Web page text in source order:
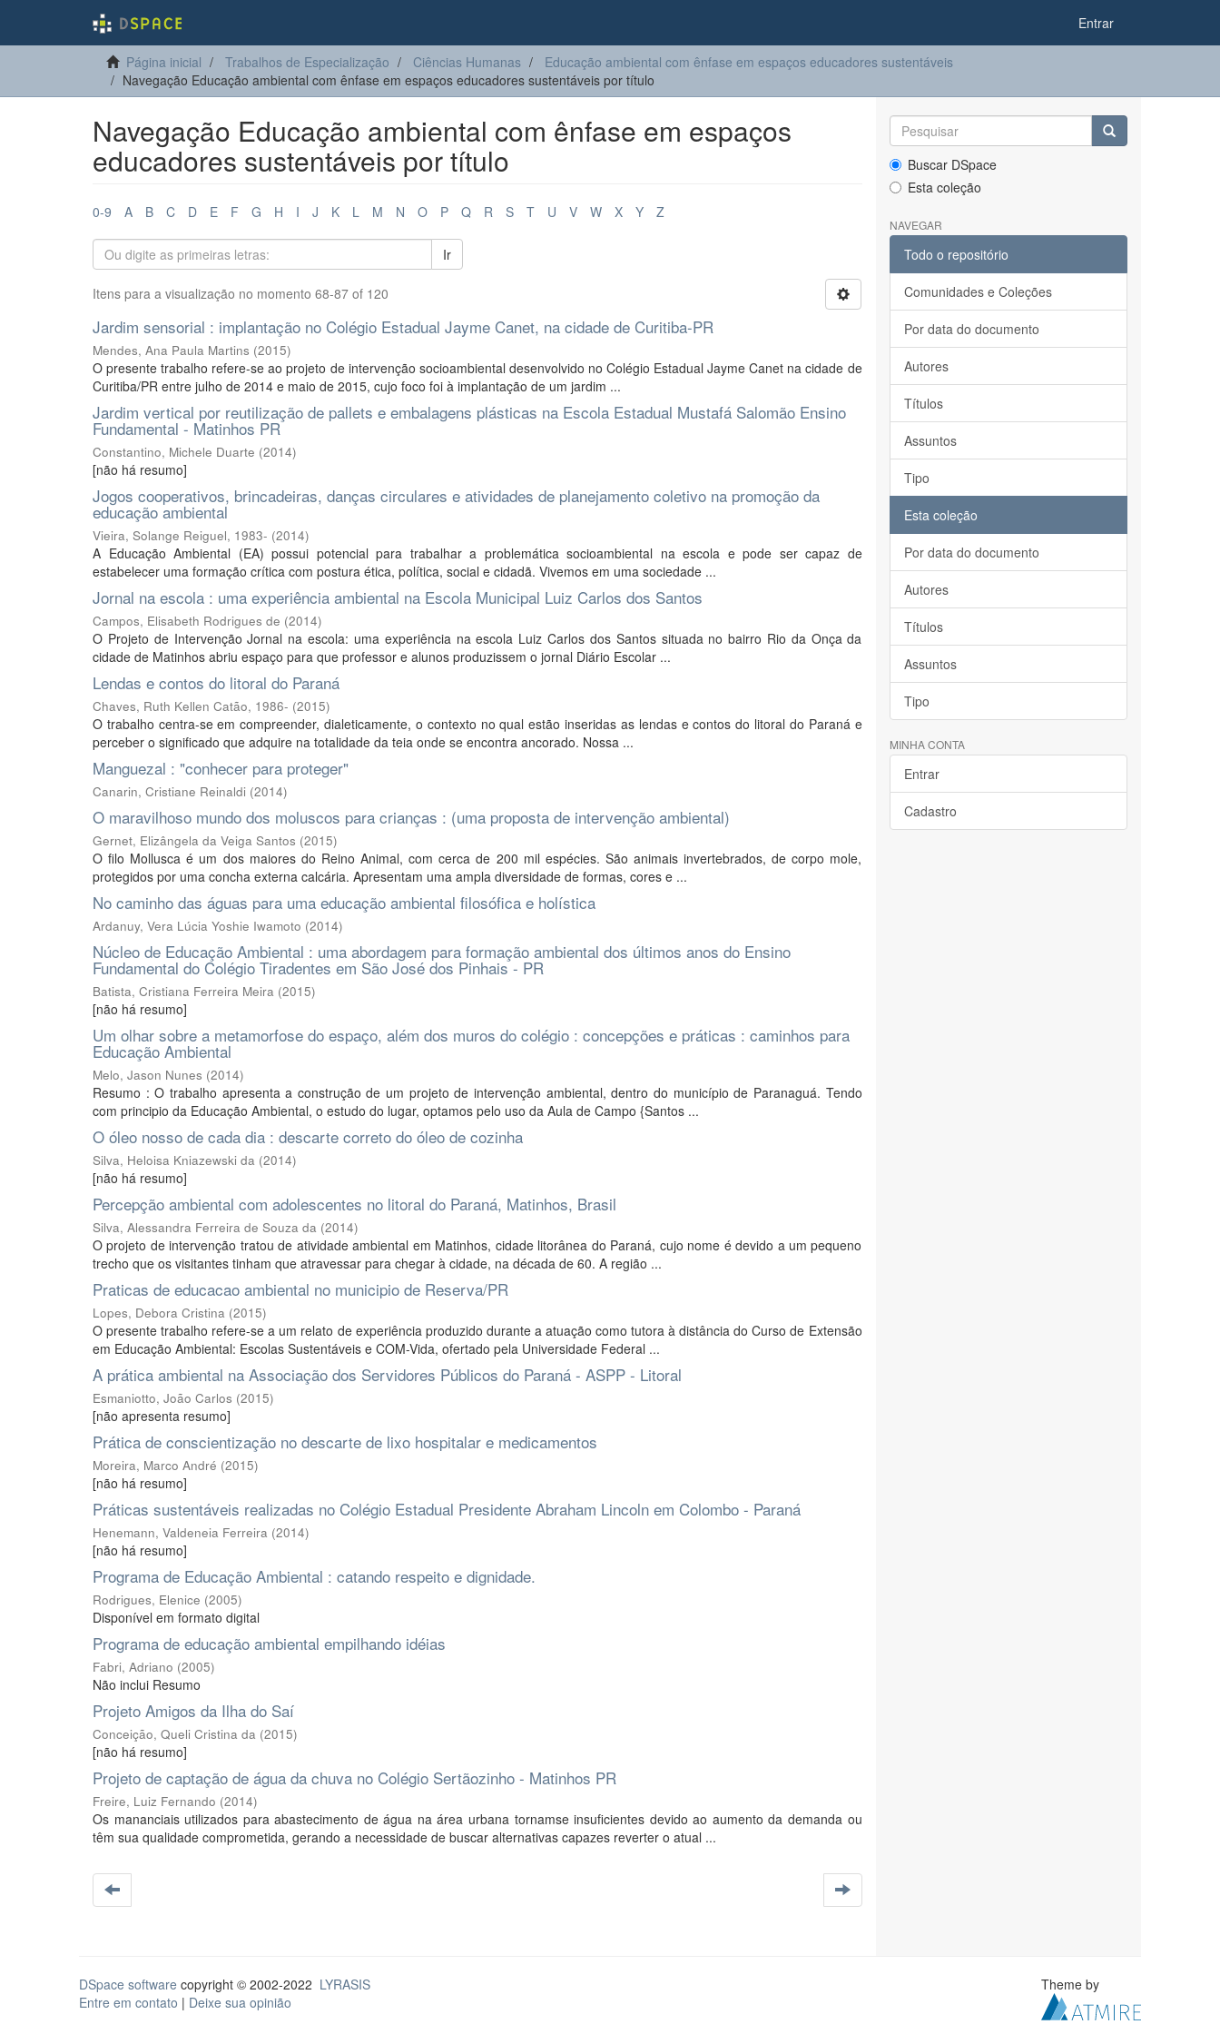
Entrar
Página inicial Trabalhos de Especialização Ciências Humanas
Educação ambiental com ênfase em espaços educadores sustentáveis
Navegação Educação ambiental com ênfase em espaços educadores sustentáveis por título
Navegação Educação ambiental com ênfase em espaços
educadores sustentáveis por título
0-9 A B C D E F G H I J K L M N O P Q R S T U V W X Y Z
Ir
Itens para a visualização no momento 68-87 of 120
Jardim sensorial : implantação no Colégio Estadual Jayme Canet, na cidade de Curitiba-PR
Mendes, Ana Paula Martins (2015)
O presente trabalho refere-se ao projeto de intervenção socioambiental desenvolvido no Colégio Estadual Jayme Canet na cidade de
Curitiba/PR entre julho de 2014 e maio de 2015, cujo foco foi à implantação de um jardim ...
Jardim vertical por reutilização de pallets e embalagens plásticas na Escola Estadual Mustafá Salomão Ensino
Fundamental - Matinhos PR
Constantino, Michele Duarte (2014)
[não há resumo]
Jogos cooperativos, brincadeiras, danças circulares e atividades de planejamento coletivo na promoção da
educação ambiental
Vieira, Solange Reiguel, 1983- (2014)
A Educação Ambiental (EA) possui potencial para trabalhar a problemática socioambiental na escola e pode ser capaz de
estabelecer uma formação crítica com postura ética, política, social e cidadã. Vivemos em uma sociedade ...
Jornal na escola : uma experiência ambiental na Escola Municipal Luiz Carlos dos Santos
Campos, Elisabeth Rodrigues de (2014)
O Projeto de Intervenção Jornal na escola: uma experiência na escola Luiz Carlos dos Santos situada no bairro Rio da Onça da
cidade de Matinhos abriu espaço para que professor e alunos produzissem o jornal Diário Escolar ...
Lendas e contos do litoral do Paraná
Chaves, Ruth Kellen Catão, 1986- (2015)
O trabalho centra-se em compreender, dialeticamente, o contexto no qual estão inseridas as lendas e contos do litoral do Paraná e
perceber o significado que adquire na totalidade da teia onde se encontra ancorado. Nossa ...
Manguezal : "conhecer para proteger"
Canarin, Cristiane Reinaldi (2014)
O maravilhoso mundo dos moluscos para crianças : (uma proposta de intervenção ambiental)
Gernet, Elizângela da Veiga Santos (2015)
O filo Mollusca é um dos maiores do Reino Animal, com cerca de 200 mil espécies. São animais invertebrados, de corpo mole,
protegidos por uma concha externa calcária. Apresentam uma ampla diversidade de formas, cores e ...
No caminho das águas para uma educação ambiental filosófica e holística
Ardanuy, Vera Lúcia Yoshie Iwamoto (2014)
Núcleo de Educação Ambiental : uma abordagem para formação ambiental dos últimos anos do Ensino
Fundamental do Colégio Tiradentes em São José dos Pinhais - PR
Batista, Cristiana Ferreira Meira (2015)
[não há resumo]
Um olhar sobre a metamorfose do espaço, além dos muros do colégio : concepções e práticas : caminhos para
Educação Ambiental
Melo, Jason Nunes (2014)
Resumo : O trabalho apresenta a construção de um projeto de intervenção ambiental, dentro do município de Paranaguá. Tendo
com principio da Educação Ambiental, o estudo do lugar, optamos pelo uso da Aula de Campo {Santos ...
O óleo nosso de cada dia : descarte correto do óleo de cozinha
Silva, Heloisa Kniazewski da (2014)
[não há resumo]
Percepção ambiental com adolescentes no litoral do Paraná, Matinhos, Brasil
Silva, Alessandra Ferreira de Souza da (2014)
O projeto de intervenção tratou de atividade ambiental em Matinhos, cidade litorânea do Paraná, cujo nome é devido a um pequeno
trecho que os visitantes tinham que atravessar para chegar à cidade, na década de 60. A região ...
Praticas de educacao ambiental no municipio de Reserva/PR
Lopes, Debora Cristina (2015)
O presente trabalho refere-se a um relato de experiência produzido durante a atuação como tutora à distância do Curso de Extensão
em Educação Ambiental: Escolas Sustentáveis e COM-Vida, ofertado pela Universidade Federal ...
A prática ambiental na Associação dos Servidores Públicos do Paraná - ASPP - Litoral
Esmaniotto, João Carlos (2015)
[não apresenta resumo]
Prática de conscientização no descarte de lixo hospitalar e medicamentos
Moreira, Marco André (2015)
[não há resumo]
Práticas sustentáveis realizadas no Colégio Estadual Presidente Abraham Lincoln em Colombo - Paraná
Henemann, Valdeneia Ferreira (2014)
[não há resumo]
Programa de Educação Ambiental : catando respeito e dignidade.
Rodrigues, Elenice (2005)
Disponível em formato digital
Programa de educação ambiental empilhando idéias
Fabri, Adriano (2005)
Não inclui Resumo
Projeto Amigos da Ilha do Saí
Conceição, Queli Cristina da (2015)
[não há resumo]
Projeto de captação de água da chuva no Colégio Sertãozinho - Matinhos PR
Freire, Luiz Fernando (2014)
Os mananciais utilizados para abastecimento de água na área urbana tornamse insuficientes devido ao aumento da demanda ou
têm sua qualidade comprometida, gerando a necessidade de buscar alternativas capazes reverter o atual ...
Buscar DSpace
Esta coleção
NAVEGAR
Todo o repositório
Comunidades e Coleções
Por data do documento
Autores
Títulos
Assuntos
Tipo
Esta coleção
Por data do documento
Autores
Títulos
Assuntos
Tipo
MINHA CONTA
Entrar
Cadastro
DSpace software copyright © 2002-2022 LYRASIS
Entre em contato | Deixe sua opinião
Theme by